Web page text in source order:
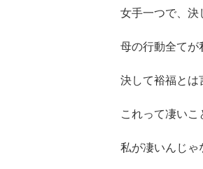
女手一つで、決
母の行動全てが
決して裕福とは
これって凄いこ
私が凄いんじゃ